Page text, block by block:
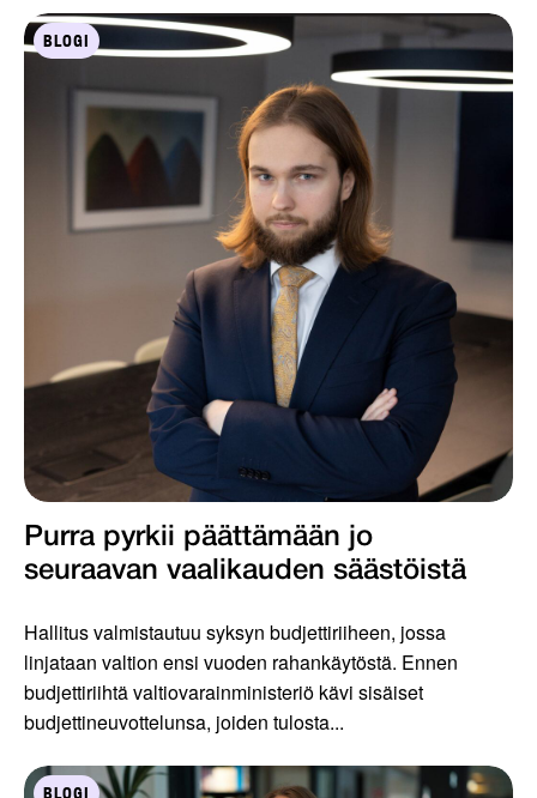
BLOGI
Purra pyrkii päättämään jo
seuraavan vaalikauden säästöistä
Hallitus valmistautuu syksyn budjettiriiheen, jossa
linjataan valtion ensi vuoden rahankäytöstä. Ennen
budjettiriihtä valtiovarainministeriö kävi sisäiset
budjettineuvottelunsa, joiden tulosta...
BLOGI